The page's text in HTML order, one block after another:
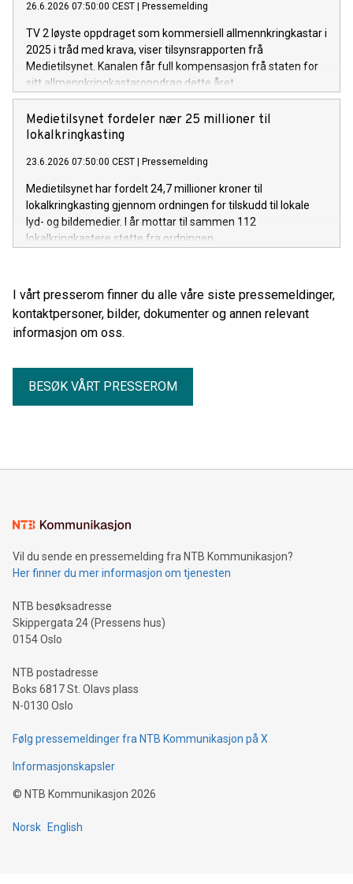
26.6.2026 07:50:00 CEST Pressemelding
TV 2 løyste oppdraget som kommersiell allmennkringkastar i
2025 i tråd med krava, viser tilsynsrapporten frå
Medietilsynet. Kanalen får full kompensasjon frå staten for
sitt allmennkringkastaroppdrag dette året.
Medietilsynet fordeler nær 25 millioner til
lokalkringkasting
23.6.2026 07:50:00 CEST Pressemelding
Medietilsynet har fordelt 24,7 millioner kroner til
lokalkringkasting gjennom ordningen for tilskudd til lokale
lyd- og bildemedier. I år mottar til sammen 112
lokalkringkastere støtte fra ordningen.
I vårt presserom finner du alle våre siste pressemeldinger,
kontaktpersoner, bilder, dokumenter og annen relevant
informasjon om oss.
BESØK VÅRT PRESSEROM
Vil du sende en pressemelding fra NTB Kommunikasjon?
Her finner du mer informasjon om tjenesten
NTB besøksadresse
Skippergata 24 (Pressens hus)
0154 Oslo
NTB postadresse
Boks 6817 St. Olavs plass
N-0130 Oslo
Følg pressemeldinger fra NTB Kommunikasjon på X
Informasjonskapsler
© NTB Kommunikasjon 2026
Norsk English